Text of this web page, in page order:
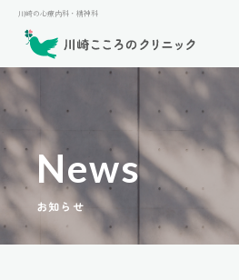
川崎の心療内科・精神科
News
お知らせ
川崎の心療内科・精神科
About 川崎
初めての方へ
Menu
Doctor